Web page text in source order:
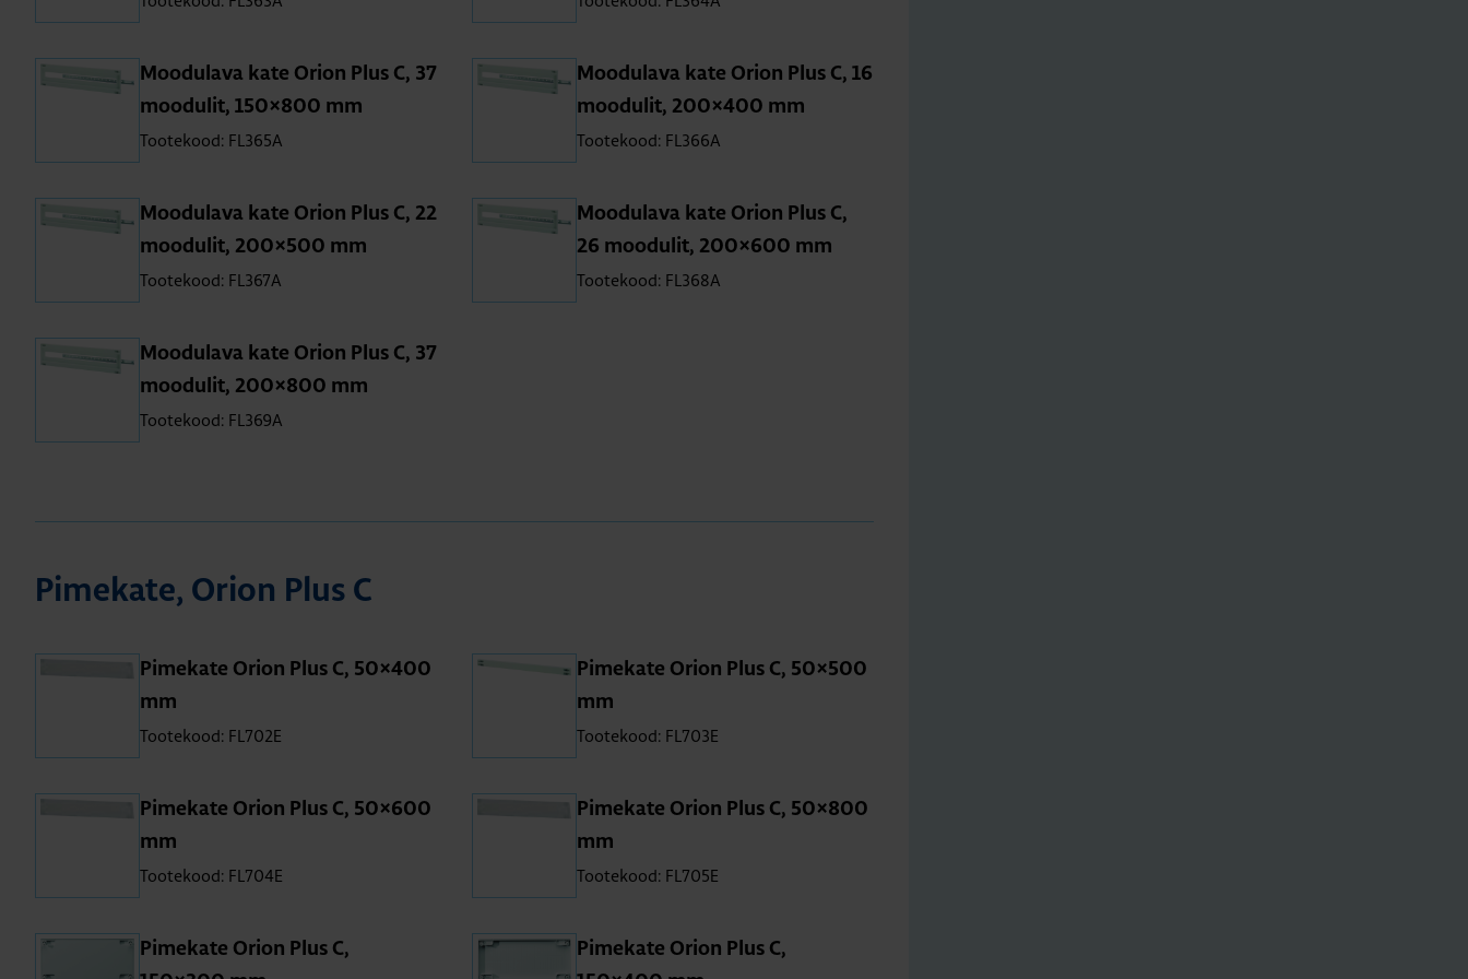
Moo­du­lava kate Orion Plus C, 37
moo­du­lit, 150×800 mm
Tootekood: FL365A
Moo­du­lava kate Orion Plus C, 16
moo­du­lit, 200×400 mm
Tootekood: FL366A
Moo­du­lava kate Orion Plus C, 22
moo­du­lit, 200×500 mm
Tootekood: FL367A
Moo­du­lava kate Orion Plus C,
26 moo­du­lit, 200×600 mm
Tootekood: FL368A
Moo­du­lava kate Orion Plus C, 37
moo­du­lit, 200×800 mm
Tootekood: FL369A
Pime­kate, Orion Plus C
Pime­kate Orion Plus C, 50×400
mm
Tootekood: FL702E
Pime­kate Orion Plus C, 50×500
mm
Tootekood: FL703E
Pime­kate Orion Plus C, 50×600
mm
Tootekood: FL704E
Pime­kate Orion Plus C, 50×800
mm
Tootekood: FL705E
Pime­kate Orion Plus C,
Pime­kate Orion Plus C,